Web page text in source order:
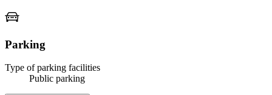
Parking
Type of parking facilities
Public parking